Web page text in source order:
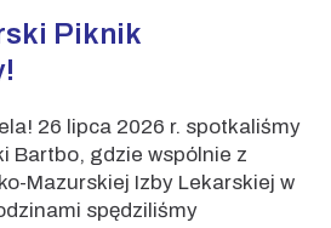
Piknik
26 lipca 2026 r. spotkaliśmy
Bartbo, gdzie wspólnie z
Mazurskiej Izby Lekarskiej w
spędziliśmy